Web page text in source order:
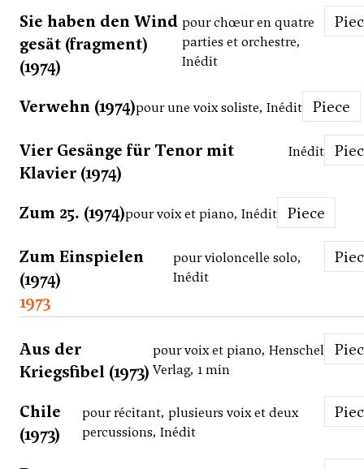
Sie haben den Wind
gesät (fragment)
(1974)
pour chœur en quatre
parties et orchestre,
Inédit
Verwehn (1974)pour une voix soliste, Inédit Piece
Vier Gesänge für Tenor mit
Klavier (1974)
Inédit
Zum 25. (1974)pour voix et piano, Inédit Piece
Zum Einspielen
(1974)
pour violoncelle solo,
Inédit
1973
Aus der
Kriegsfibel (1973)
pour voix et piano, Henschel
Verlag, 1 min
Chile
(1973)
pour récitant, plusieurs voix et deux
percussions, Inédit